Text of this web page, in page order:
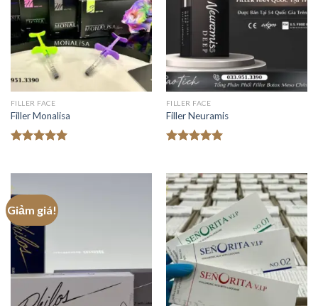
FILLER FACE
Filler Monalisa
5 sao
FILLER FACE
Filler Neuramis
5 sao
Giảm giá!